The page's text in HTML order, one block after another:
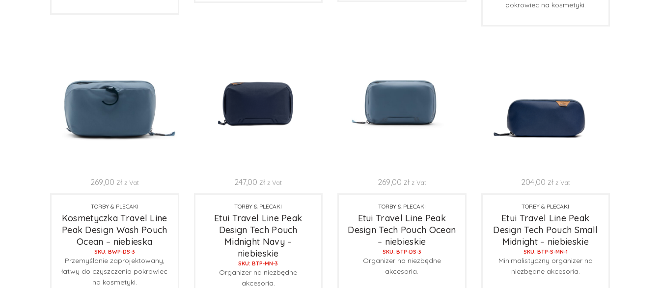
pokrowiec na kosmetyki.
269,00 zł z Vat
TORBY & PLECAKI
Kosmetyczka Travel Line
Peak Design Wash Pouch
Ocean – niebieska
SKU: BWP-DS-3
Przemyślanie zaprojektowany,
łatwy do czyszczenia pokrowiec
na kosmetyki.
247,00 zł z Vat
TORBY & PLECAKI
Etui Travel Line Peak
Design Tech Pouch
Midnight Navy –
niebieskie
SKU: BTP-MN-3
Organizer na niezbędne
akcesoria.
269,00 zł z Vat
TORBY & PLECAKI
Etui Travel Line Peak
Design Tech Pouch Ocean
– niebieskie
SKU: BTP-DS-3
Organizer na niezbędne
akcesoria.
204,00 zł z Vat
TORBY & PLECAKI
Etui Travel Line Peak
Design Tech Pouch Small
Midnight – niebieskie
SKU: BTP-S-MN-1
Minimalistyczny organizer na
niezbędne akcesoria.